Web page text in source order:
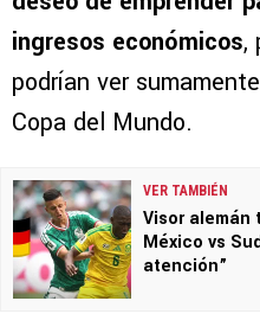
ingresos económicos,
podrían ver
Copa del Mundo.
VER TAMBIÉN
Visor alemán
México vs
atención”